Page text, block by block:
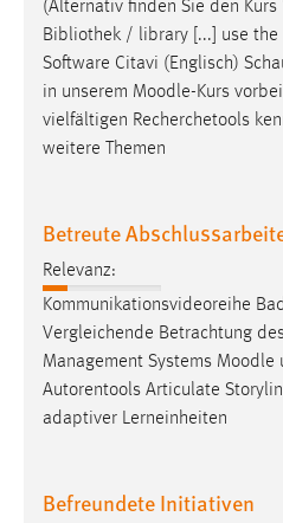
(Alternativ finden Sie den Kurs
Bibliothek / library [...] use the
Software Citavi (Englisch)
in unserem Moodle-Kurs
vielfältigen Recherchetools
weitere Themen
Betreute
Relevanz:
Kommunikationsvideoreihe
Vergleichende Betrachtung
Management Systems Moodle
Autorentools Articulate
adaptiver Lerneinheiten
Befreundete Initiativen
Sprachpräferenz
Name:
site-language-preference
Zweck:
Das Cookie speichert die
30 Tage
Chat
Name:
MibewSessionID,
chat-frame-style-
Cookie Laufzeit: